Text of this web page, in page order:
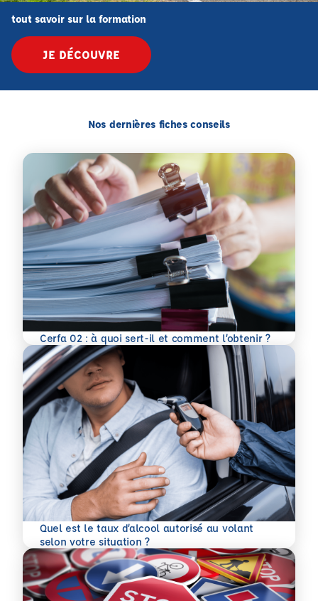
tout savoir sur la formation
JE DÉCOUVRE
Nos dernières fiches conseils
Cerfa 02 : à quoi sert-il et comment l’obtenir ?
En savoir plus
Quel est le taux d’alcool autorisé au volant
selon votre situation ?
En savoir plus